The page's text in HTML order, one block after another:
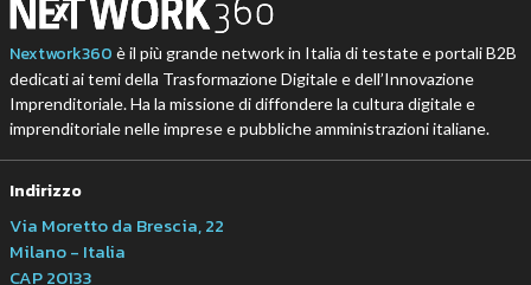
Nextwork360 è il più grande network in Italia di testate e portali B2B
dedicati ai temi della Trasformazione Digitale e dell’Innovazione
Imprenditoriale. Ha la missione di diffondere la cultura digitale e
imprenditoriale nelle imprese e pubbliche amministrazioni italiane.
Indirizzo
Via Moretto da Brescia, 22
Milano - Italia
CAP 20133